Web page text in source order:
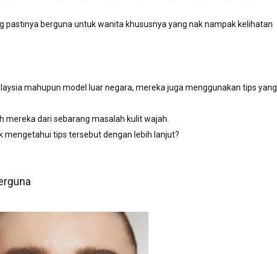
pastinya berguna untuk wanita khususnya yang nak nampak kelihatan
mahupun model luar negara, mereka juga menggunakan tips yang
dari sebarang masalah kulit wajah.
mengetahui tips tersebut dengan lebih lanjut?